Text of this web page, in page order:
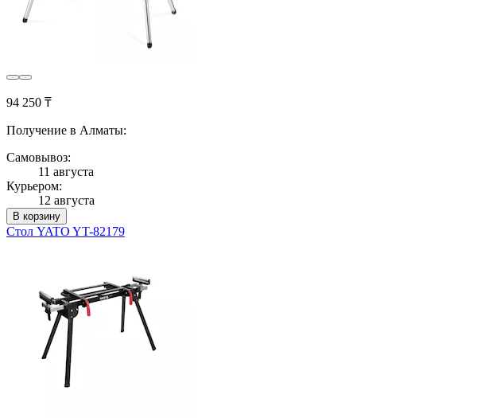
94 250 ₸
Получение в Алматы:
Самовывоз:
11 августа
Курьером:
12 августа
В корзину
Стол YATO YT-82179